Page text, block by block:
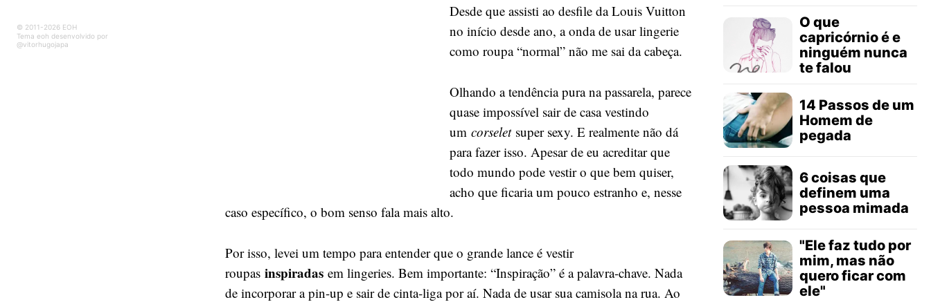
© 2011-2026 EOH
Tema eoh desenvolvido por
@vitorhugojapa
Desde que assisti ao desfile da Louis Vuitton
no início desde ano, a onda de usar lingerie
como roupa “normal” não me sai da cabeça.
Olhando a tendência pura na passarela, parece
quase impossível sair de casa vestindo
umcorselet super sexy. E realmente não dá
para fazer isso. Apesar de eu acreditar que
todo mundo pode vestir o que bem quiser,
acho que ficaria um pouco estranho e, nesse
caso específico, o bom senso fala mais alto.
Por isso, levei um tempo para entender que o grande lance é vestir
roupasinspiradas em lingeries. Bem importante: “Inspiração” é a palavra-chave. Nada
de incorporar a pin-up e sair de cinta-liga por aí. Nada de usar sua camisola na rua. Ao
O que
capricórnio é e
ninguém nunca
te falou
14 Passos de um
Homem de
pegada
6 coisas que
definem uma
pessoa mimada
"Ele faz tudo por
mim, mas não
quero ficar com
ele"